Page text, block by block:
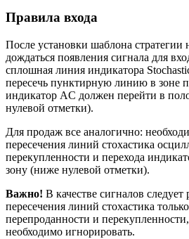
Правила входа
После установки шаблона стратегии
дождаться появления сигнала для
сплошная линия индикатора
пересечь пунктирную линию в зоне
индикатор AC должен перейти в
нулевой отметки).
Для продаж все аналогично:
пересечения линий стохастика
перекупленности и перехода
зону (ниже нулевой отметки).
Важно! В качестве сигналов следует
пересечения линий стохастика
перепроданности и
необходимо игнорировать.